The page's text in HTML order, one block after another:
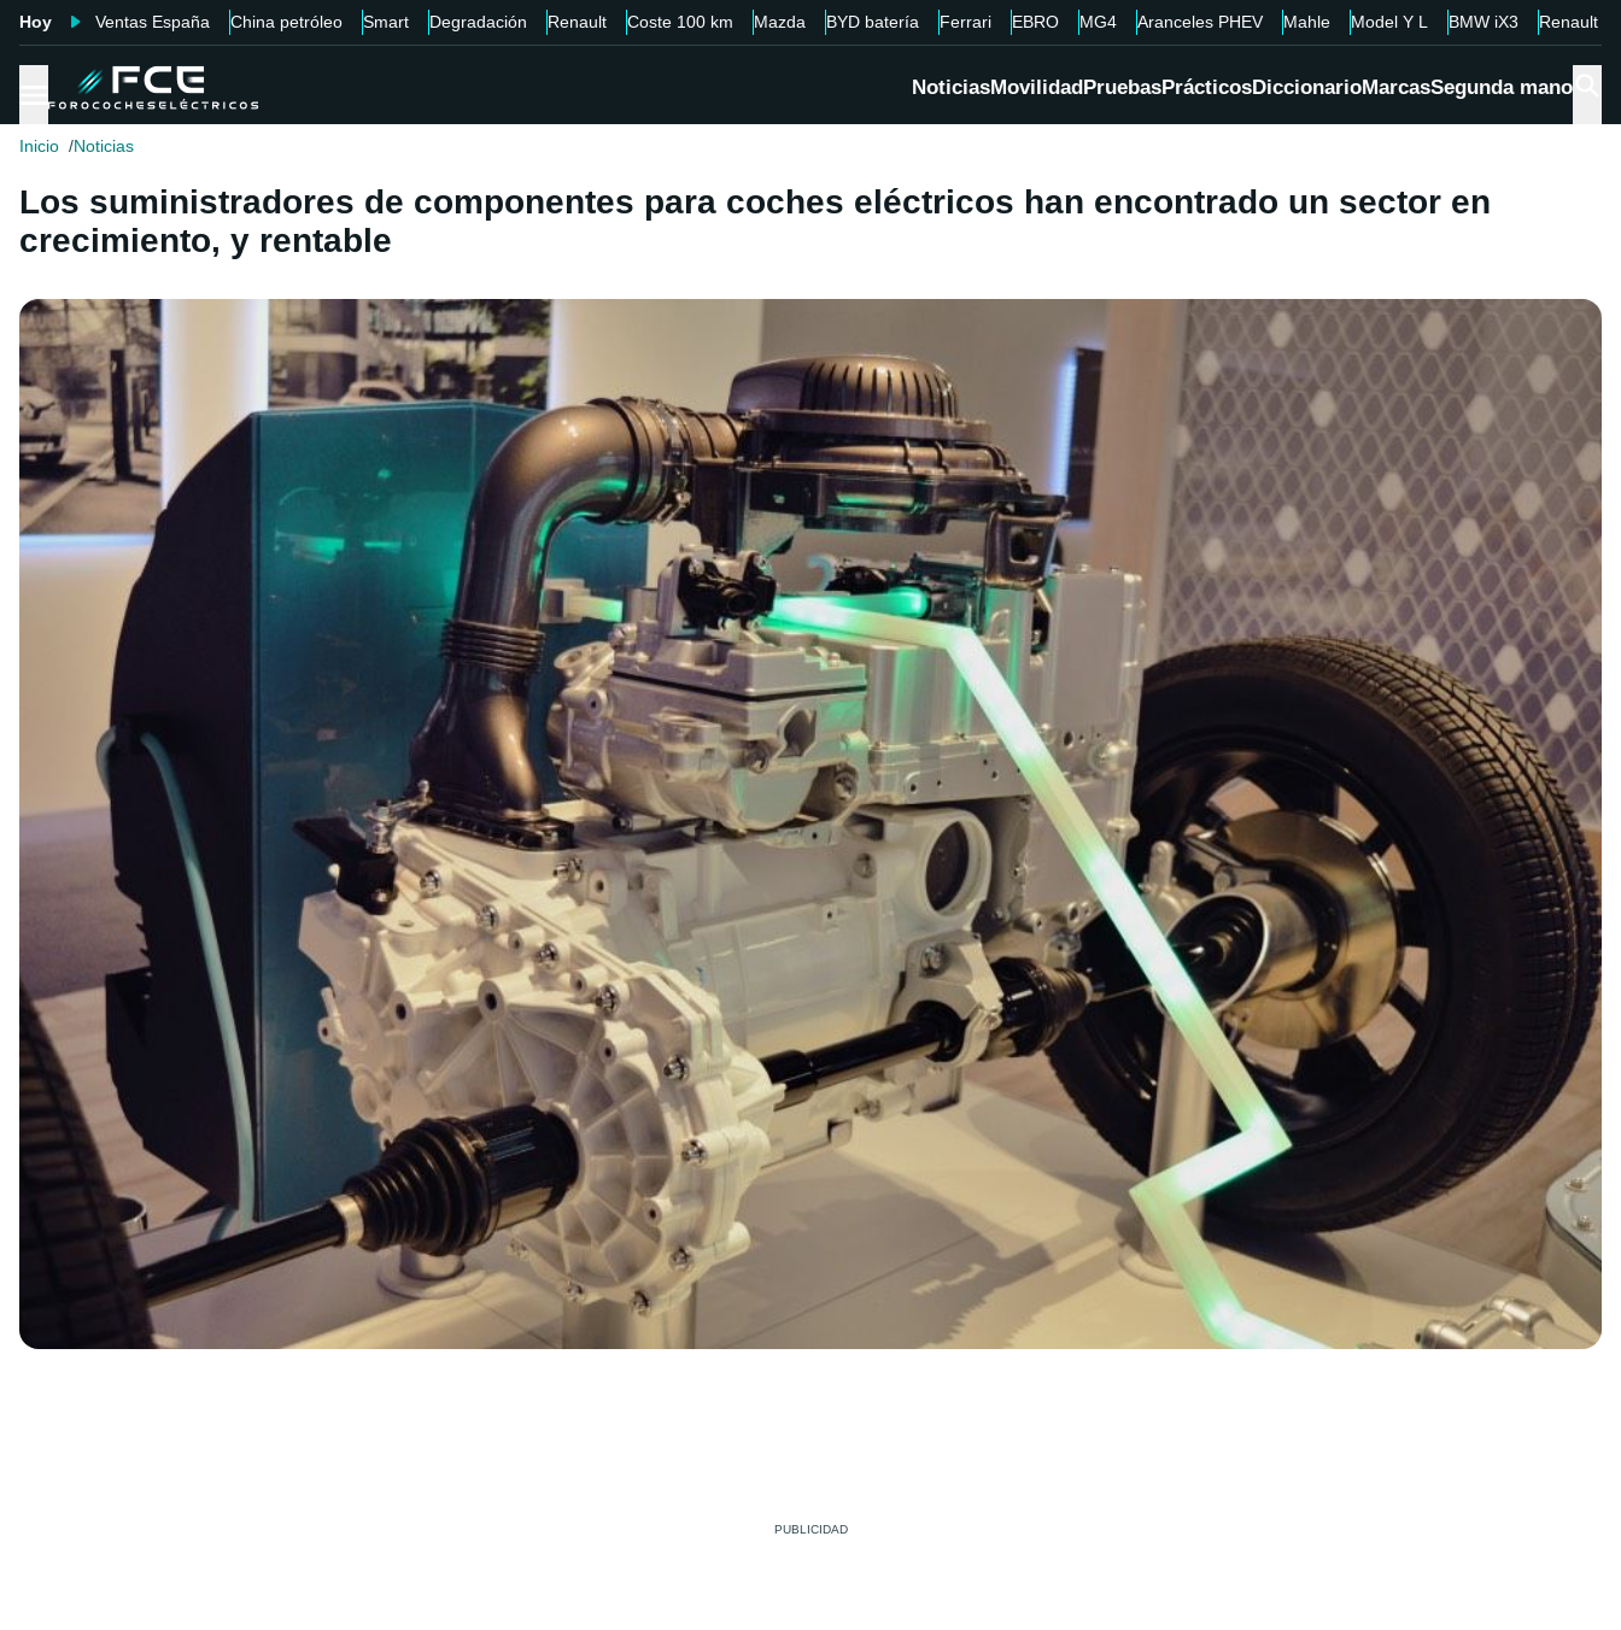
Hoy Ventas España China petróleo Smart Degradación Renault Coste 100 km Mazda BYD batería Ferrari EBRO MG4 Aranceles PHEV Mahle Model Y L BMW iX3 Renault
NoticiasMovilidadPruebasPrácticosDiccionarioMarcasSegunda mano
Inicio Noticias
Los suministradores de componentes para coches eléctricos han encontrado un sector en
crecimiento, y rentable